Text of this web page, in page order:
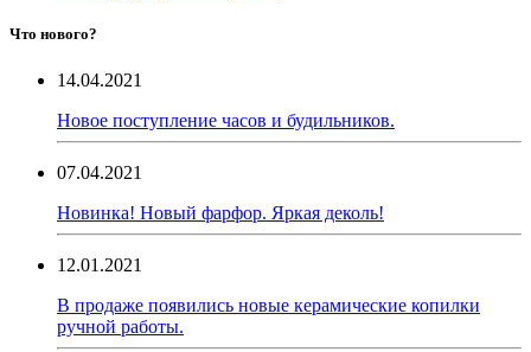
Что нового?
14.04.2021
Новое поступление часов и будильников.
07.04.2021
Новинка! Новый фарфор. Яркая деколь!
12.01.2021
В продаже появились новые керамические копилки
ручной работы.